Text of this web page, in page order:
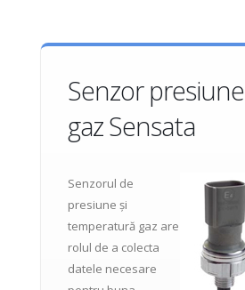
Senzor presiune
gaz Sensata
Senzorul de
presiune și
temperatură gaz are
rolul de a colecta
datele necesare